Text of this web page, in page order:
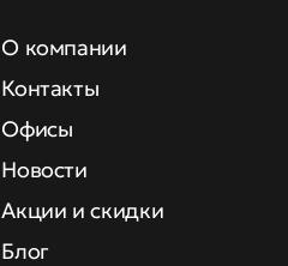
О компании
Контакты
Офисы
Новости
Акции и скидки
Блог